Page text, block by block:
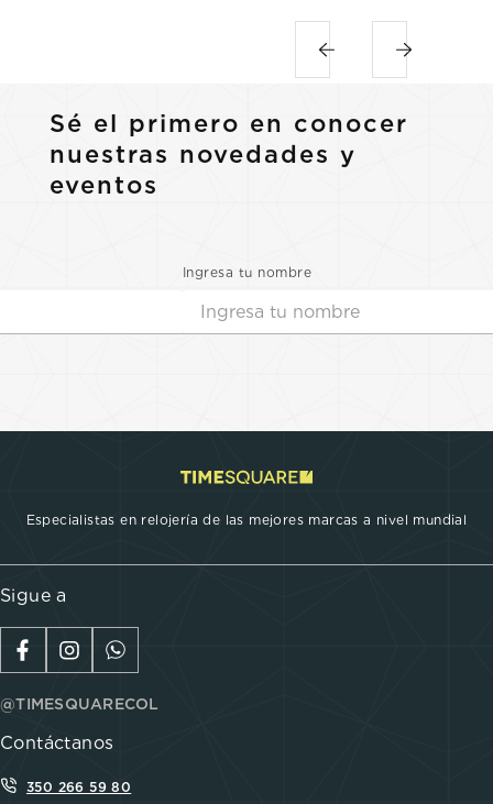
Sé el primero en conocer
nuestras novedades y
eventos
Ingresa tu nombre
Especialistas en relojería de las mejores marcas a nivel mundial
Sigue a
@TIMESQUARECOL
Contáctanos
350 266 59 80